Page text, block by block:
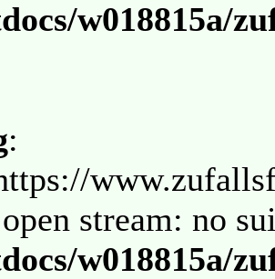
w018815a/
:
stream: no
w018815a/